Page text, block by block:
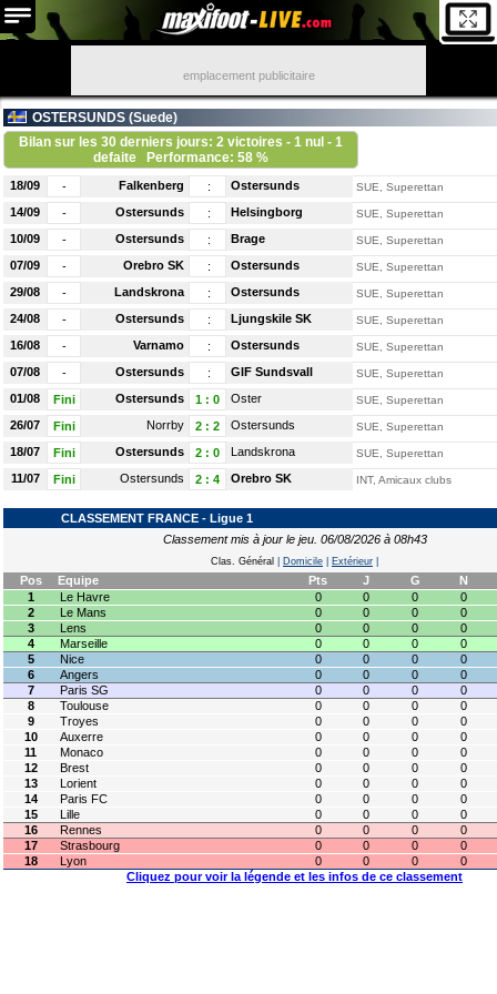
emplacement publicitaire
OSTERSUNDS (Suede)
Bilan sur les 30 derniers jours: 2 victoires - 1 nul - 1
defaite
Performance: 58 %
18/09 - Falkenberg : Ostersunds SUE, Superettan
14/09 - Ostersunds : Helsingborg SUE, Superettan
10/09 - Ostersunds : Brage SUE, Superettan
07/09 - Orebro SK : Ostersunds SUE, Superettan
29/08 - Landskrona : Ostersunds SUE, Superettan
24/08 - Ostersunds : Ljungskile SK SUE, Superettan
16/08 - Varnamo : Ostersunds SUE, Superettan
07/08 - Ostersunds : GIF Sundsvall SUE, Superettan
01/08 Fini Ostersunds 1 : 0 Oster SUE, Superettan
26/07 Fini Norrby 2 : 2 Ostersunds SUE, Superettan
18/07 Fini Ostersunds 2 : 0 Landskrona SUE, Superettan
11/07 Fini Ostersunds 2 : 4 Orebro SK INT, Amicaux clubs
CLASSEMENT FRANCE - Ligue 1
Classement mis à jour le jeu. 06/08/2026 à 08h43
Clas. Général Domicile Extérieur
Pos Equipe Pts J G
N
1
Le Havre 0 0 0
0
2
Le Mans 0 0 0
0
3
Lens 0 0 0
0
4
Marseille 0 0 0
0
5
Nice 0 0 0
0
6
Angers 0 0 0
0
7
Paris SG 0 0 0
0
8
Toulouse 0 0 0
0
9
Troyes 0 0 0
0
10
Auxerre 0 0 0
0
11
Monaco 0 0 0
0
12
Brest 0 0 0
0
13
Lorient 0 0 0
0
14
Paris FC 0 0 0
0
15
Lille 0 0 0
0
16
Rennes 0 0 0
0
17
Strasbourg 0 0 0
0
18
Lyon 0 0 0
0
Cliquez pour voir la légende et les infos de ce classement